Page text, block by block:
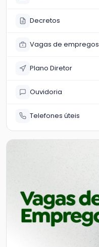
Decretos
Vagas de empregos
Plano Diretor
Ouvidoria
Telefones úteis